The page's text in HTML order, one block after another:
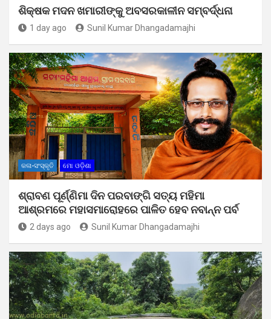
ଶିକ୍ଷକ ମଦନ ଖମାରୀଙ୍କୁ ଅବସରକାଳୀନ ସମ୍ବର୍ଦ୍ଧନା
1 day ago Sunil Kumar Dhangadamajhi
କଳା-ସଂସ୍କୃତି ମୋ ଓଡ଼ିଶା
ଶ୍ରାବଣ ପୂର୍ଣ୍ଣିମା ଦିନ ପରବାଙ୍ଗି ସତ୍ୟ ମହିମା
ଆଶ୍ରମରେ ମହାସମାରୋହରେ ପାଳିତ ହେବ ନବାନ୍ନ ପର୍ବ
2 days ago Sunil Kumar Dhangadamajhi